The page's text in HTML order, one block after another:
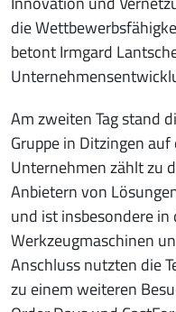
die
betont Irmgard
Am zweiten Tag stand
Gruppe in Ditzingen
Unternehmen zählt zu
Anbietern von
und ist insbesondere in
Werkzeugmaschinen
Anschluss nutzten die
zu einem weiteren